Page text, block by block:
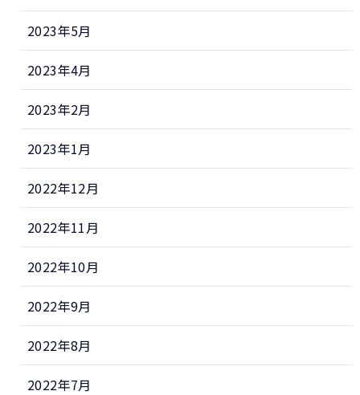
2023年5月
2023年4月
2023年2月
2023年1月
2022年12月
2022年11月
2022年10月
2022年9月
2022年8月
2022年7月